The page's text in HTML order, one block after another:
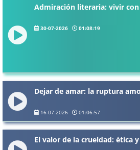
Admiración literaria: vivir
30-07-2026 01:08:19
Dejar de amar: la ruptura
16-07-2026 01:06:57
El valor de la crueldad: ética